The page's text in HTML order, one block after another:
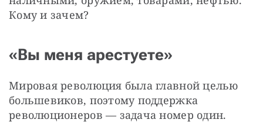
Кому и зачем?
«Вы меня арестуете»
Мировая революция была главной целью
большевиков, поэтому поддержка
революционеров — задача номер один.